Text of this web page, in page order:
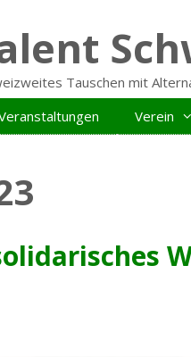
Tauschen mit
Verein